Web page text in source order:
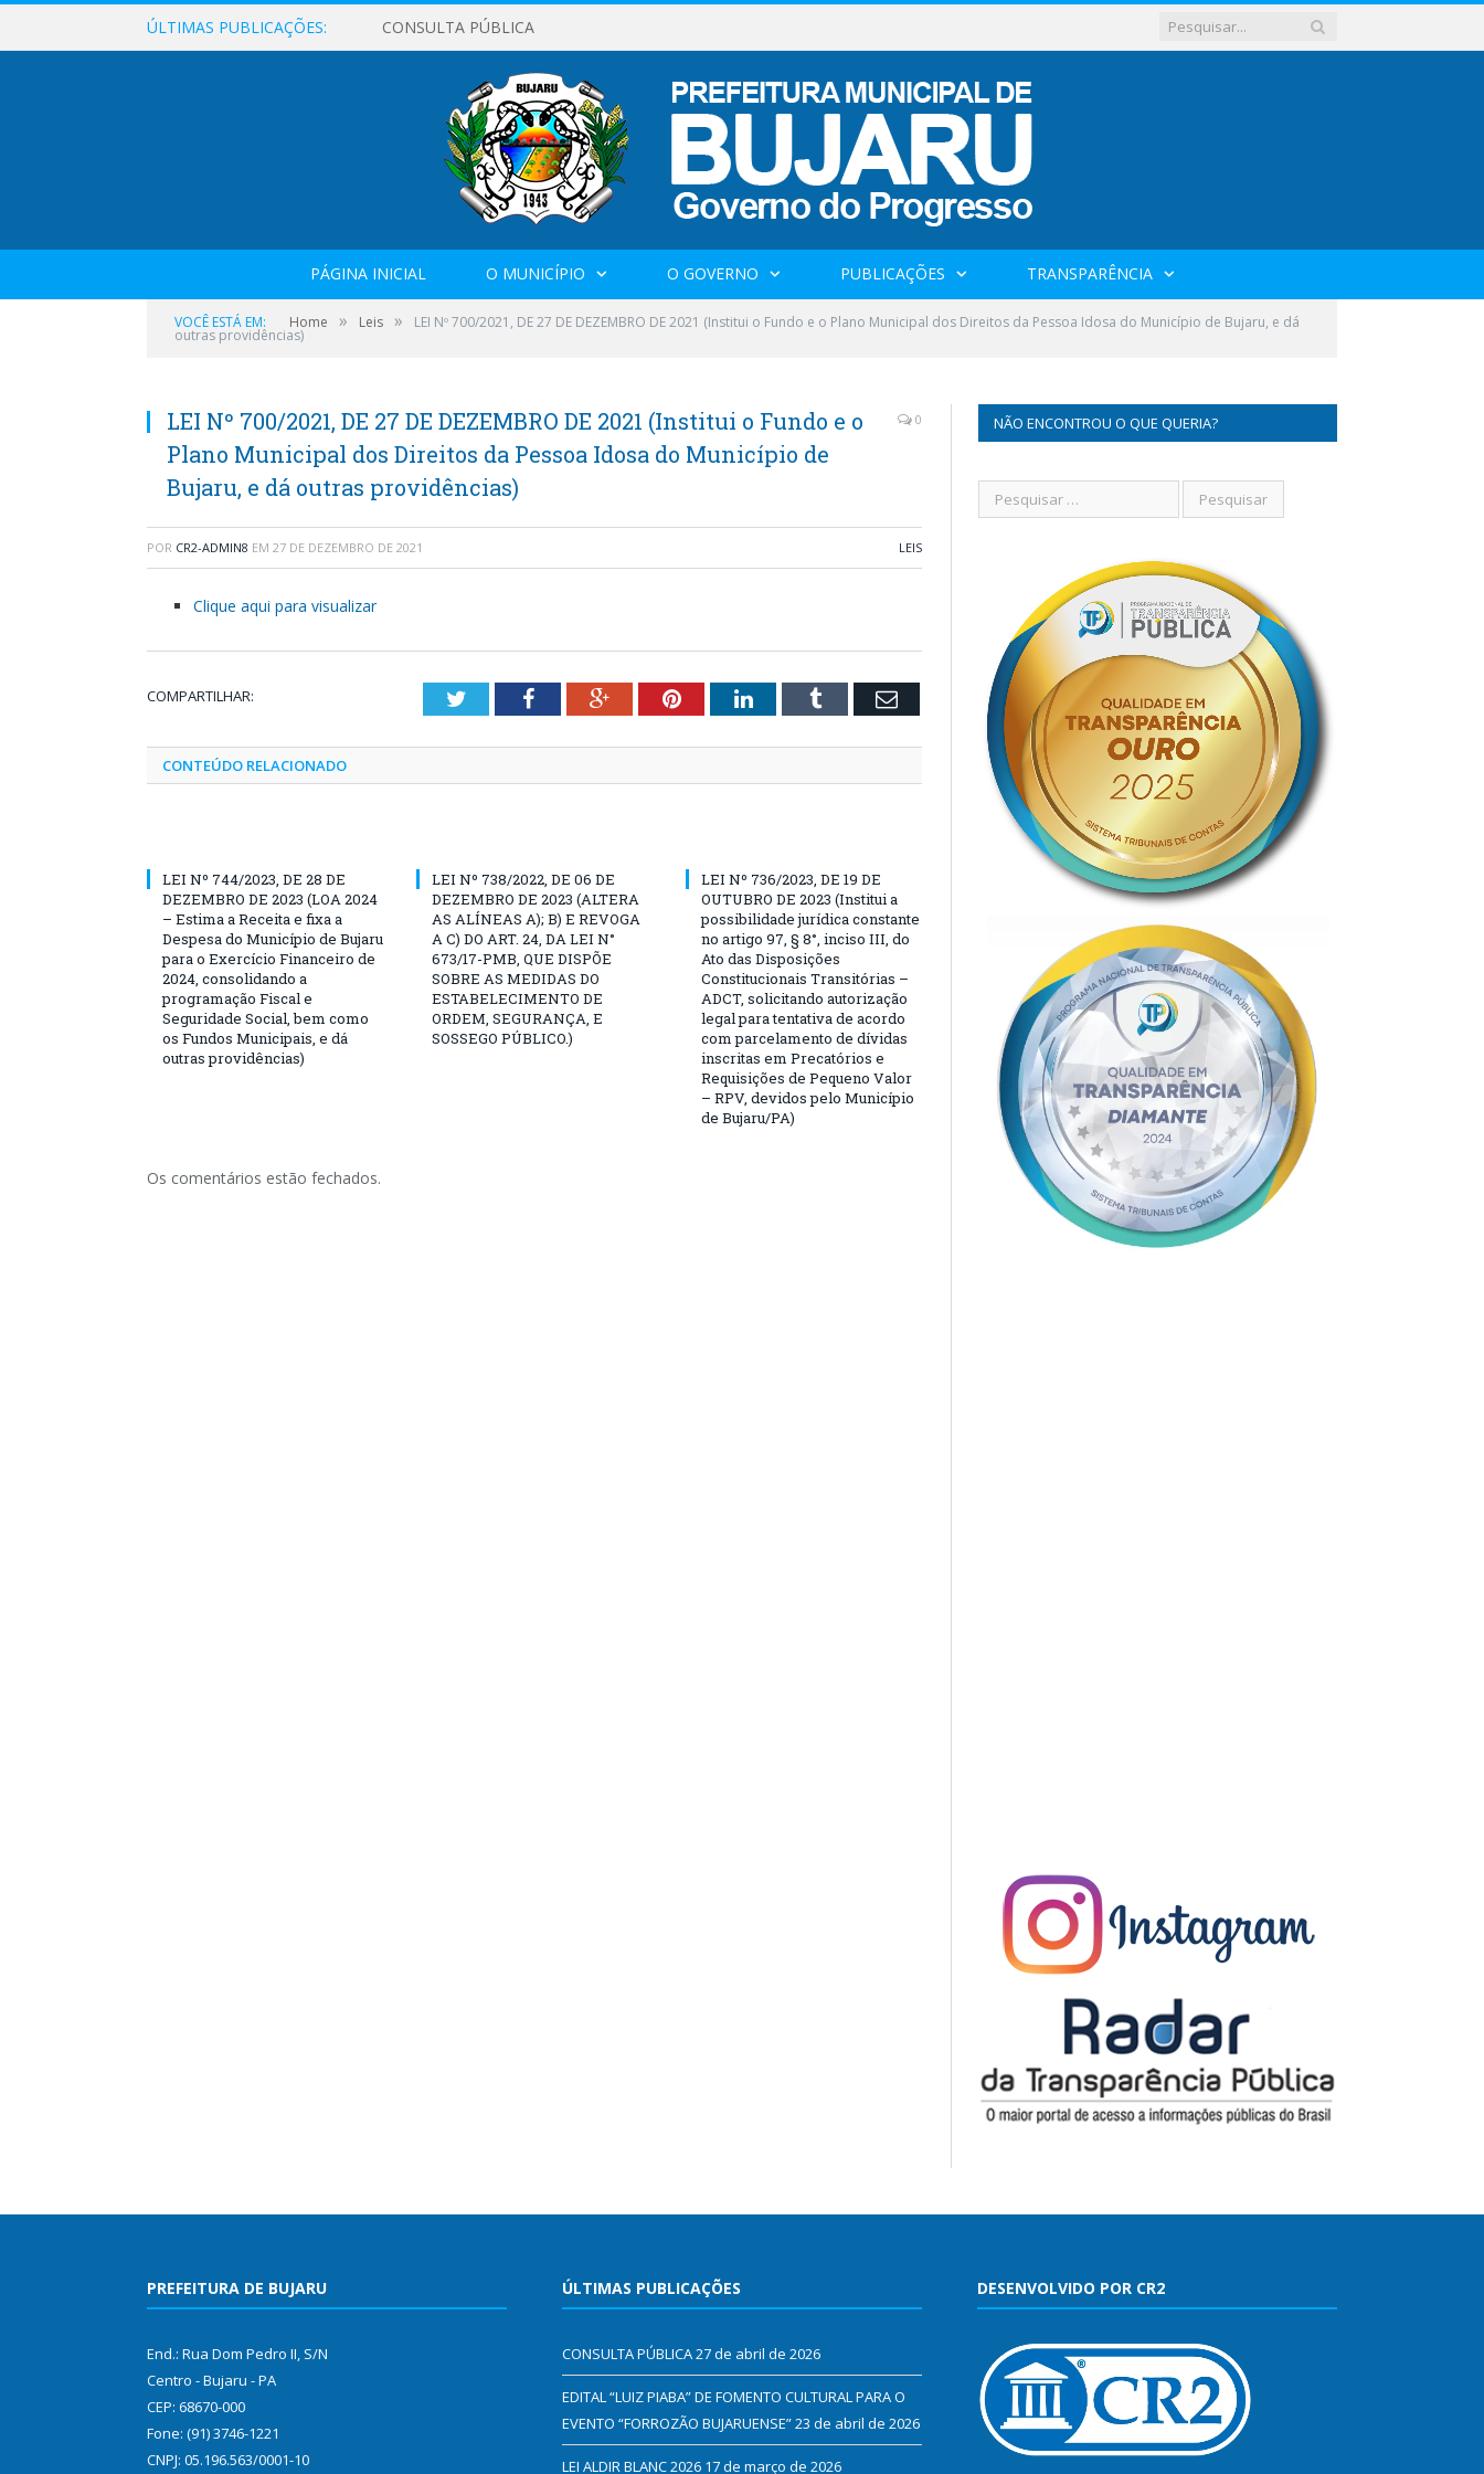
ÚLTIMAS PUBLICAÇÕES: CONSULTA PÚBLICA
PÁGINA INICIAL O MUNICÍPIO O GOVERNO PUBLICAÇÕES TRANSPARÊNCIA
VOCÊ ESTÁ EM: Home » Leis » LEI Nº 700/2021, DE 27 DE DEZEMBRO DE 2021 (Institui o Fundo e o Plano Municipal dos Direitos da Pessoa Idosa do Município de Bujaru, e dá
outras providências)
LEI Nº 700/2021, DE 27 DE DEZEMBRO DE 2021 (Institui o Fundo e o
Plano Municipal dos Direitos da Pessoa Idosa do Município de
Bujaru, e dá outras providências)
0
POR CR2-ADMIN8 EM 27 DE DEZEMBRO DE 2021 LEIS
Clique aqui para visualizar
COMPARTILHAR: TwitterFacebookGoogle+PinterestLinkedInTumblr Email
CONTEÚDO RELACIONADO
LEI Nº 744/2023, DE 28 DE
DEZEMBRO DE 2023 (LOA 2024
– Estima a Receita e fixa a
Despesa do Município de Bujaru
para o Exercício Financeiro de
2024, consolidando a
programação Fiscal e
Seguridade Social, bem como
os Fundos Municipais, e dá
outras providências)
LEI Nº 738/2022, DE 06 DE
DEZEMBRO DE 2023 (ALTERA
AS ALÍNEAS A); B) E REVOGA
A C) DO ART. 24, DA LEI N°
673/17-PMB, QUE DISPÕE
SOBRE AS MEDIDAS DO
ESTABELECIMENTO DE
ORDEM, SEGURANÇA, E
SOSSEGO PÚBLICO.)
LEI Nº 736/2023, DE 19 DE
OUTUBRO DE 2023 (Institui a
possibilidade jurídica constante
no artigo 97, § 8°, inciso III, do
Ato das Disposições
Constitucionais Transitórias –
ADCT, solicitando autorização
legal para tentativa de acordo
com parcelamento de dívidas
inscritas em Precatórios e
Requisições de Pequeno Valor
– RPV, devidos pelo Município
de Bujaru/PA)
Os comentários estão fechados.
NÃO ENCONTROU O QUE QUERIA?
PREFEITURA DE BUJARU
End.: Rua Dom Pedro II, S/N
Centro - Bujaru - PA
CEP: 68670-000
Fone: (91) 3746-1221
CNPJ: 05.196.563/0001-10
ÚLTIMAS PUBLICAÇÕES
CONSULTA PÚBLICA27 de abril de 2026
EDITAL “LUIZ PIABA” DE FOMENTO CULTURAL PARA O
EVENTO “FORROZÃO BUJARUENSE”23 de abril de 2026
LEI ALDIR BLANC 2026 17 de março de 2026
DESENVOLVIDO POR CR2